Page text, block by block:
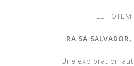
LE
RAISA
Une exploration